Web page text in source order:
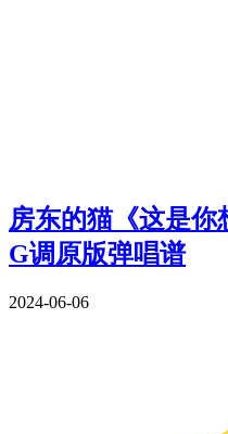
房东的猫《这是你
G调原版弹唱谱
2024-06-06